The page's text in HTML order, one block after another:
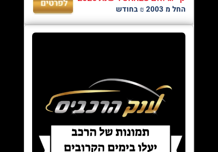
החל מ 2003 ₪ בחודש